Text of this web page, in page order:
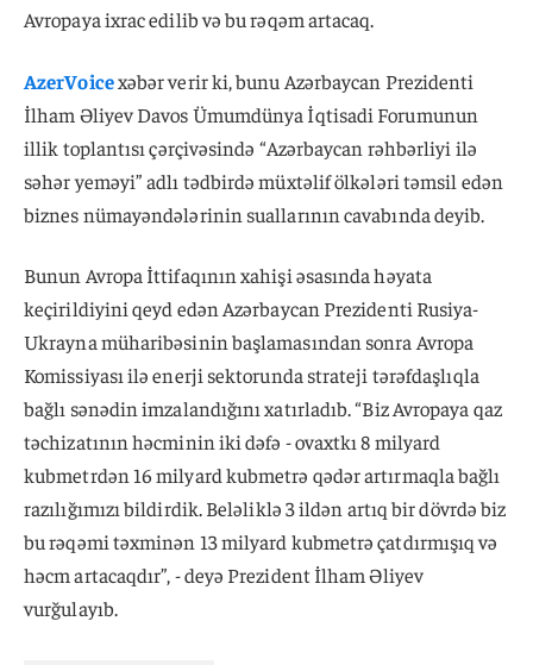
Avropaya ixrac edilib və bu rəqəm artacaq.
AzerVoicexəbər verir ki, bunu Azərbaycan Prezidenti
İlham Əliyev Davos Ümumdünya İqtisadi Forumunun
illik toplantısı çərçivəsində “Azərbaycan rəhbərliyi ilə
səhər yeməyi” adlı tədbirdə müxtəlif ölkələri təmsil edən
biznes nümayəndələrinin suallarının cavabında deyib.
Bunun Avropa İttifaqının xahişi əsasında həyata
keçirildiyini qeyd edən Azərbaycan Prezidenti Rusiya-
Ukrayna müharibəsinin başlamasından sonra Avropa
Komissiyası ilə enerji sektorunda strateji tərəfdaşlıqla
bağlı sənədin imzalandığını xatırladıb. “Biz Avropaya qaz
təchizatının həcminin iki dəfə - ovaxtkı 8 milyard
kubmetrdən 16 milyard kubmetrə qədər artırmaqla bağlı
razılığımızı bildirdik. Beləliklə 3 ildən artıq bir dövrdə biz
bu rəqəmi təxminən 13 milyard kubmetrə çatdırmışıq və
həcm artacaqdır”, - deyə Prezident İlham Əliyev
vurğulayıb.